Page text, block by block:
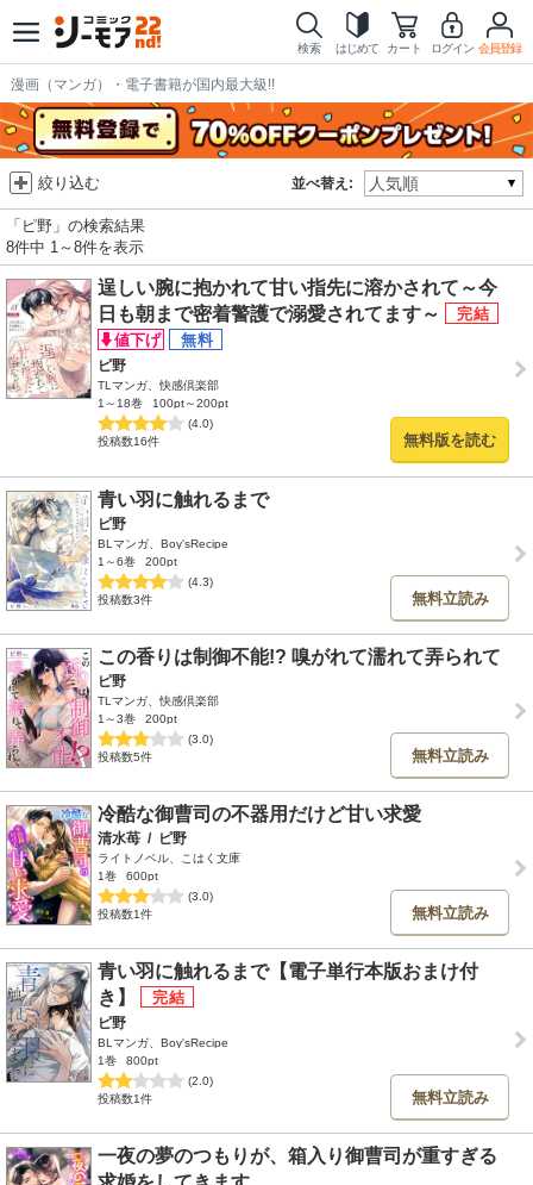
検索 はじめて カート ログイン 会員登録
漫画（マンガ）・電子書籍が国内最大級!!
並べ替え:
絞り込む
「ピ野」の検索結果
8件中 1～8件を表示
逞しい腕に抱かれて甘い指先に溶かされて～今
日も朝まで密着警護で溺愛されてます～
ピ野
TLマンガ、快感倶楽部
1～18巻
100pt～200pt
(4.0)
投稿数16件
無料版を読む
青い羽に触れるまで
ピ野
BLマンガ、Boy'sRecipe
1～6巻
200pt
(4.3)
投稿数3件
無料立読み
この香りは制御不能!? 嗅がれて濡れて弄られて
ピ野
TLマンガ、快感倶楽部
1～3巻
200pt
(3.0)
投稿数5件
無料立読み
冷酷な御曹司の不器用だけど甘い求愛
清水苺 / ピ野
ライトノベル、こはく文庫
1巻
600pt
(3.0)
投稿数1件
無料立読み
青い羽に触れるまで【電子単行本版おまけ付
き】
ピ野
BLマンガ、Boy'sRecipe
1巻
800pt
(2.0)
投稿数1件
無料立読み
一夜の夢のつもりが、箱入り御曹司が重すぎる